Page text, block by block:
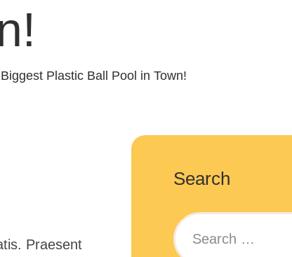
Plastic Ball Pool in Town!
Praesent
Search